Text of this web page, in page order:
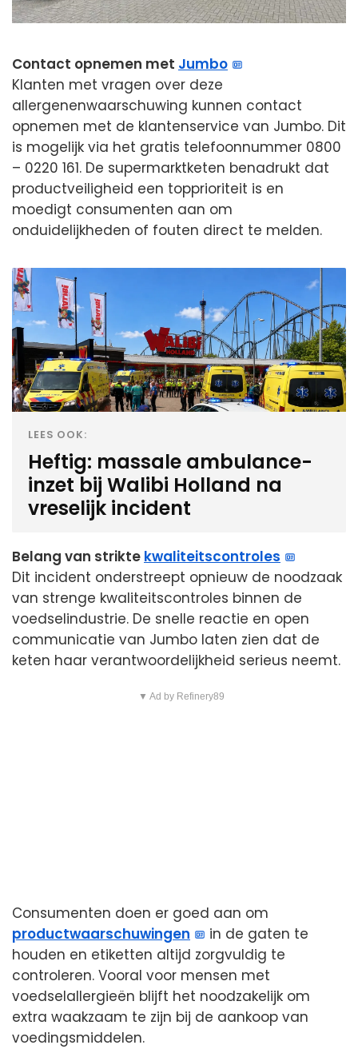
Contact opnemen met Jumbo
Klanten met vragen over deze
allergenenwaarschuwing kunnen contact
opnemen met de klantenservice van Jumbo. Dit
is mogelijk via het gratis telefoonnummer 0800
– 0220 161. De supermarktketen benadrukt dat
productveiligheid een topprioriteit is en
moedigt consumenten aan om
onduidelijkheden of fouten direct te melden.
LEES OOK:
Heftig: massale ambulance-
inzet bij Walibi Holland na
vreselijk incident
Belang van strikte kwaliteitscontroles
Dit incident onderstreept opnieuw de noodzaak
van strenge kwaliteitscontroles binnen de
voedselindustrie. De snelle reactie en open
communicatie van Jumbo laten zien dat de
keten haar verantwoordelijkheid serieus neemt.
▼ Ad by Refinery89
Consumenten doen er goed aan om
productwaarschuwingen
in de gaten te
houden en etiketten altijd zorgvuldig te
controleren. Vooral voor mensen met
voedselallergieën blijft het noodzakelijk om
extra waakzaam te zijn bij de aankoop van
voedingsmiddelen.